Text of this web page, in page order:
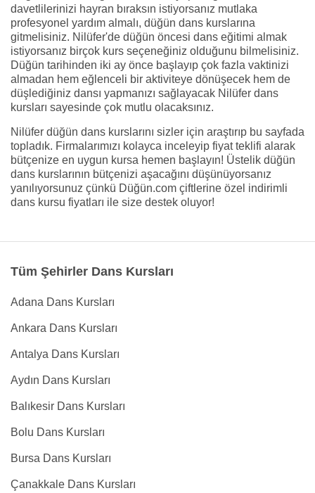
davetlilerinizi hayran bıraksın istiyorsanız mutlaka
profesyonel yardım almalı, düğün dans kurslarına
gitmelisiniz. Nilüfer'de düğün öncesi dans eğitimi almak
istiyorsanız birçok kurs seçeneğiniz olduğunu bilmelisiniz.
Düğün tarihinden iki ay önce başlayıp çok fazla vaktinizi
almadan hem eğlenceli bir aktiviteye dönüşecek hem de
düşlediğiniz dansı yapmanızı sağlayacak Nilüfer dans
kursları sayesinde çok mutlu olacaksınız.
Nilüfer düğün dans kurslarını sizler için araştırıp bu sayfada
topladık. Firmalarımızı kolayca inceleyip fiyat teklifi alarak
bütçenize en uygun kursa hemen başlayın! Üstelik düğün
dans kurslarının bütçenizi aşacağını düşünüyorsanız
yanılıyorsunuz çünkü Düğün.com çiftlerine özel indirimli
dans kursu fiyatları ile size destek oluyor!
Tüm Şehirler Dans Kursları
Adana Dans Kursları
Ankara Dans Kursları
Antalya Dans Kursları
Aydın Dans Kursları
Balıkesir Dans Kursları
Bolu Dans Kursları
Bursa Dans Kursları
Çanakkale Dans Kursları